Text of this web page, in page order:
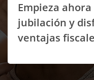
Empieza
jubilación y
ventajas